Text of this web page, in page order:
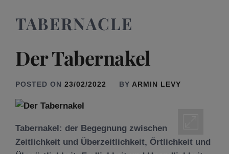
TABERNACLE
Der Tabernakel
POSTED ON 23/02/2022 BY ARMIN LEVY
Tabernakel: der Begegnung zwischen
Zeitlichkeit und Überzeitlichkeit, Örtlichkeit und